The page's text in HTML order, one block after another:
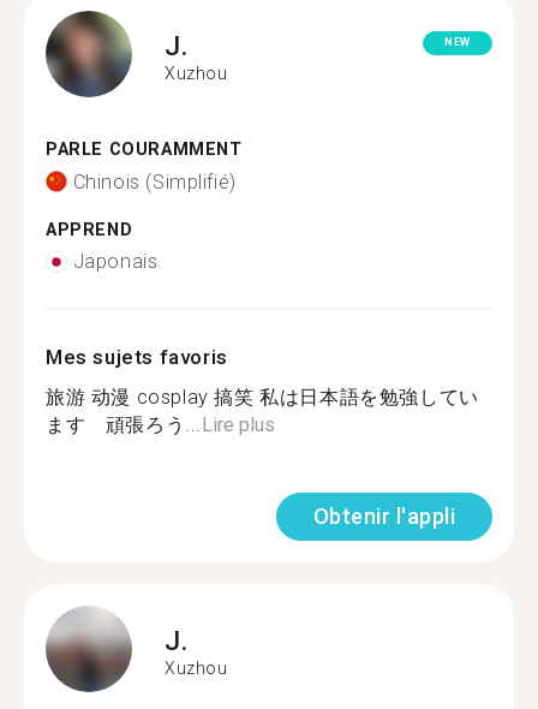
J.
Xuzhou
NEW
PARLE COURAMMENT
Chinois (Simplifié)
APPREND
Japonais
Mes sujets favoris
旅游 动漫 cosplay 搞笑 私は日本語を勉強してい
ます 頑張ろう...Lire plus
Obtenir l'appli
J.
Xuzhou